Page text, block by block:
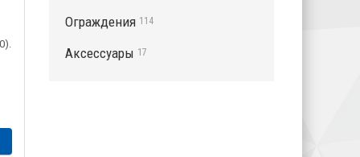
Ограждения 114
Аксессуары 17